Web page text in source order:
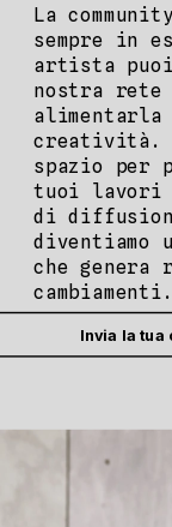
Invia la
La
sempre in
artista
nostra rete
creatività.
spazio per
tuoi lavori
di
diventiamo
che
cambiamenti.